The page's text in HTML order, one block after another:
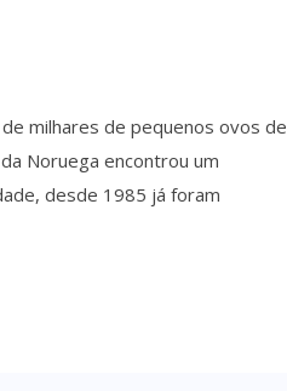
milhares de pequenos ovos de
Noruega encontrou um
desde 1985 já foram